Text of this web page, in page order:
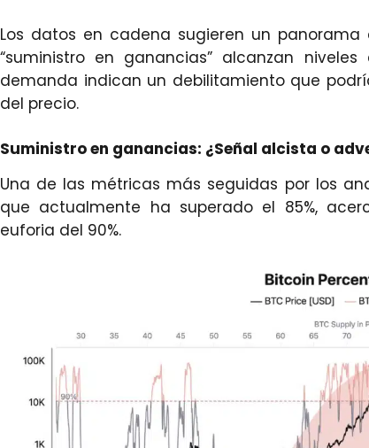
Los datos en cadena sugieren un
“suministro en ganancias” alcanzan
demanda indican un debilitamiento que
del precio.
Suministro en ganancias: ¿Señal alcista o
Una de las métricas más seguidas por los
que actualmente ha superado el 85%,
euforia del 90%.